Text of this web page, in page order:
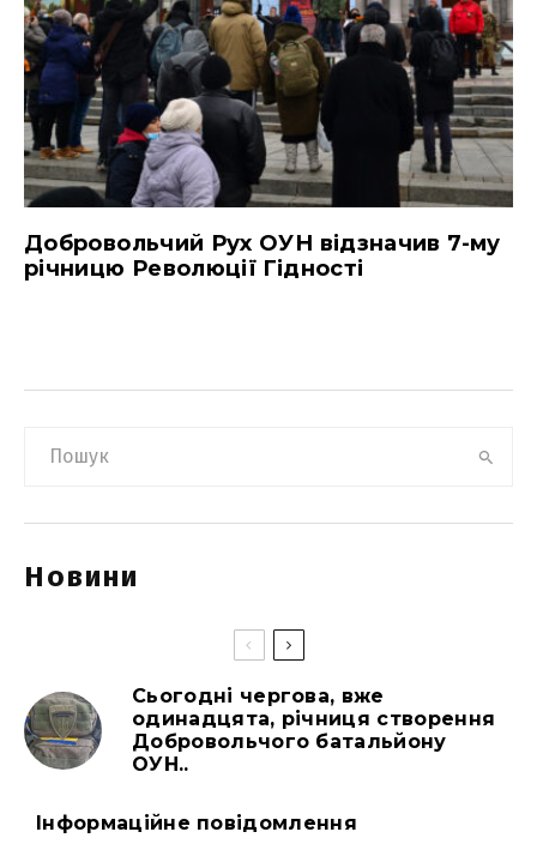
Добровольчий Рух ОУН відзначив 7-му
річницю Революції Гідності
Новини
Сьогодні чергова, вже
одинадцята, річниця створення
Добровольчого батальйону
ОУН..
Інформаційне повідомлення